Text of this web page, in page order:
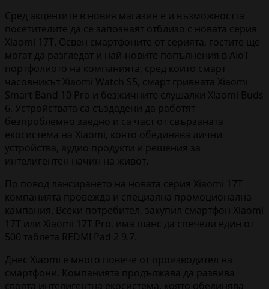
Сред акцентите в новия магазин е и възможността
посетителите да се запознаят отблизо с новата серия
Xiaomi 17T. Освен смартфоните от серията, гостите ще
могат да разгледат и най-новите попълнения в AIoT
портфолиото на компанията, сред които смарт
часовникът Xiaomi Watch S5, смарт гривната Xiaomi
Smart Band 10 Pro и безжичните слушалки Xiaomi Buds
6. Устройствата са създадени да работят
безпроблемно заедно и са част от свързаната
екосистема на Xiaomi, която обединява лични
устройства, аудио продукти и решения за
интелигентен начин на живот.
По повод лансирането на новата серия Xiaomi 17T
компанията провежда и специална промоционална
кампания. Всеки потребител, закупил смартфон Xiaomi
17T или Xiaomi 17T Pro, има шанс да спечели един от
500 таблета REDMI Pad 2 9.7.
Днес Xiaomi е много повече от производител на
смартфони. Компанията продължава да развива
своята интелигентна екосистема, която обединява